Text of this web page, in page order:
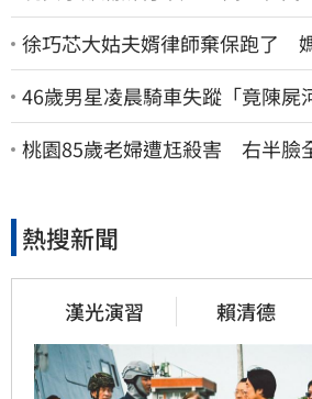
徐巧芯大姑夫婿律師棄保跑了
46歲男星凌晨騎車失蹤「竟陳屍
20kg水泥塊 死因成謎
桃園85歲老婦遭尪殺害 右半臉
熱搜新聞
漢光演習 賴清德